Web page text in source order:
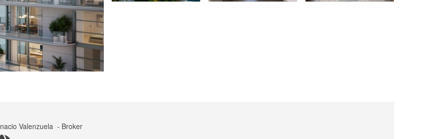
Valenzuela - Broker